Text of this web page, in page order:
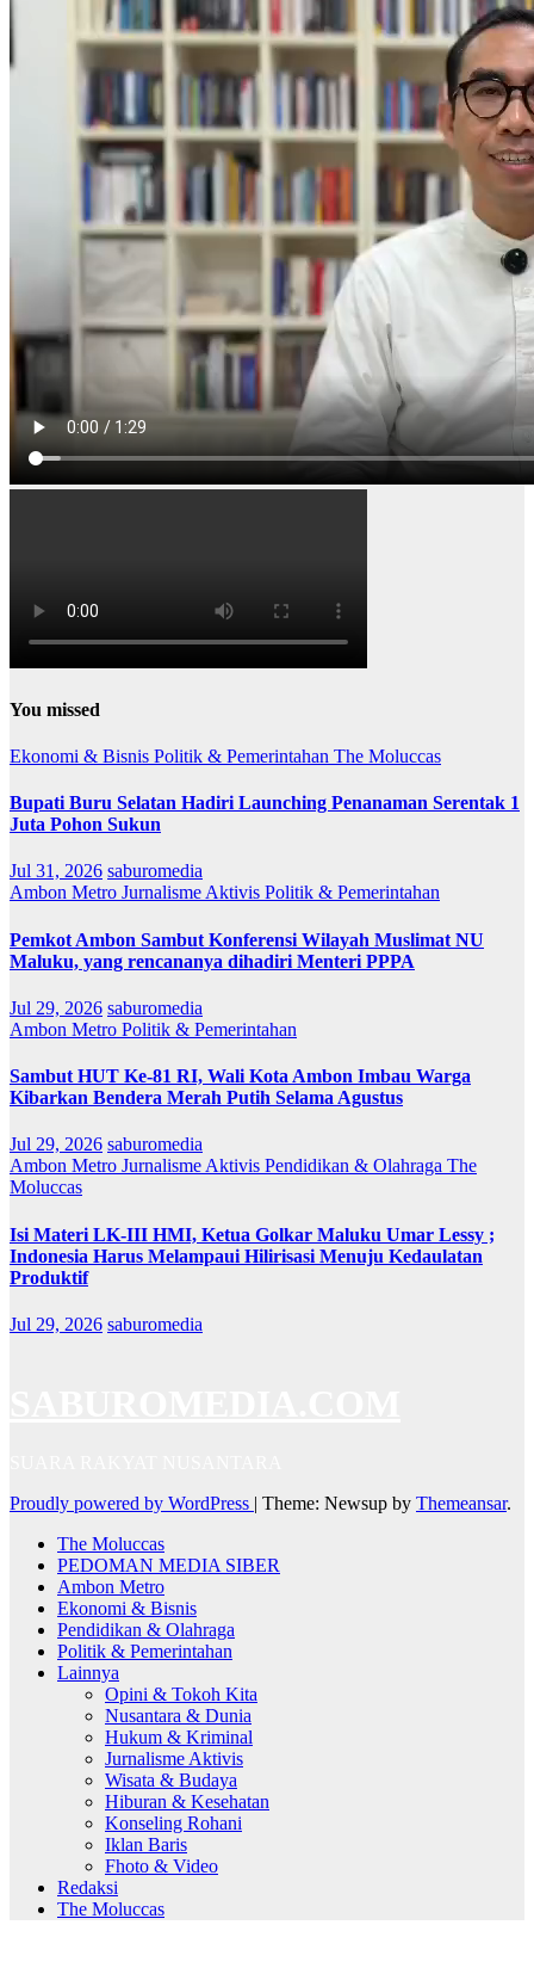
You missed
Ekonomi & Bisnis Politik & Pemerintahan The Moluccas
Bupati Buru Selatan Hadiri Launching Penanaman Serentak 1
Juta Pohon Sukun
Jul 31, 2026 saburomedia
Ambon Metro Jurnalisme Aktivis Politik & Pemerintahan
Pemkot Ambon Sambut Konferensi Wilayah Muslimat NU
Maluku, yang rencananya dihadiri Menteri PPPA
Jul 29, 2026 saburomedia
Ambon Metro Politik & Pemerintahan
Sambut HUT Ke-81 RI, Wali Kota Ambon Imbau Warga
Kibarkan Bendera Merah Putih Selama Agustus
Jul 29, 2026 saburomedia
Ambon Metro Jurnalisme Aktivis Pendidikan & Olahraga The
Moluccas
Isi Materi LK-III HMI, Ketua Golkar Maluku Umar Lessy ;
Indonesia Harus Melampaui Hilirisasi Menuju Kedaulatan
Produktif
Jul 29, 2026 saburomedia
Proudly powered by WordPress | Theme: Newsup by Themeansar.
The Moluccas
PEDOMAN MEDIA SIBER
Ambon Metro
Ekonomi & Bisnis
Pendidikan & Olahraga
Politik & Pemerintahan
Lainnya
Opini & Tokoh Kita
Nusantara & Dunia
Hukum & Kriminal
Jurnalisme Aktivis
Wisata & Budaya
Hiburan & Kesehatan
Konseling Rohani
Iklan Baris
Fhoto & Video
Redaksi
The Moluccas